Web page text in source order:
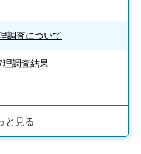
調査について
理調査結果
と見る